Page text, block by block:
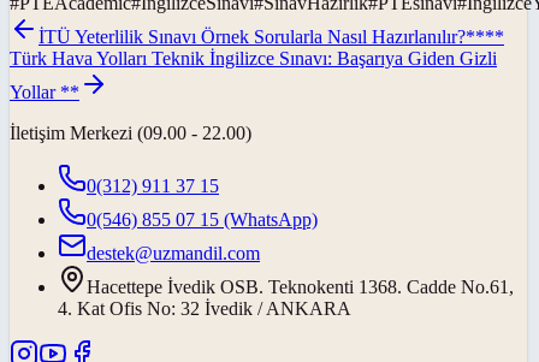
İTÜ Yeterlilik Sınavı Örnek Sorularla Nasıl Hazırlanılır?****
Türk Hava Yolları Teknik İngilizce Sınavı: Başarıya Giden Gizli
Yollar **
İletişim Merkezi (09.00 - 22.00)
0(312) 911 37 15
0(546) 855 07 15 (WhatsApp)
destek@uzmandil.com
Hacettepe İvedik OSB. Teknokenti 1368. Cadde No.61,
4. Kat Ofis No: 32 İvedik / ANKARA